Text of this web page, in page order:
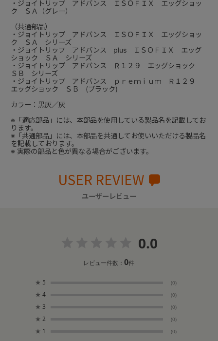
・ジョイトリップ アドバンス ＩＳＯＦＩＸ エッグショッ
ク ＳＡ（グレー）
（共通部品）
・ジョイトリップ アドバンス ＩＳＯＦＩＸ エッグショッ
ク ＳＡ シリーズ
・ジョイトリップ アドバンス plus ＩＳＯＦＩＸ エッグ
ショック ＳＡ シリーズ
・ジョイトリップ アドバンス Ｒ１２９ エッグショック
ＳＢ シリーズ
・ジョイトリップ アドバンス ｐｒｅｍｉｕｍ Ｒ１２９
エッグショック ＳＢ (ブラック)
カラー：黒灰／灰
※「適応部品」には、本部品を使用している製品名を記載してお
ります。
※「共通部品」には、本部品を共通してお使いいただける製品名
を記載しております。
※ 実際の部品と色が異なる場合がございます。
USER REVIEW
ユーザーレビュー
0.0
レビュー件数：0件
★ 5 (0)
★ 4 (0)
★ 3 (0)
★ 2 (0)
★ 1 (0)